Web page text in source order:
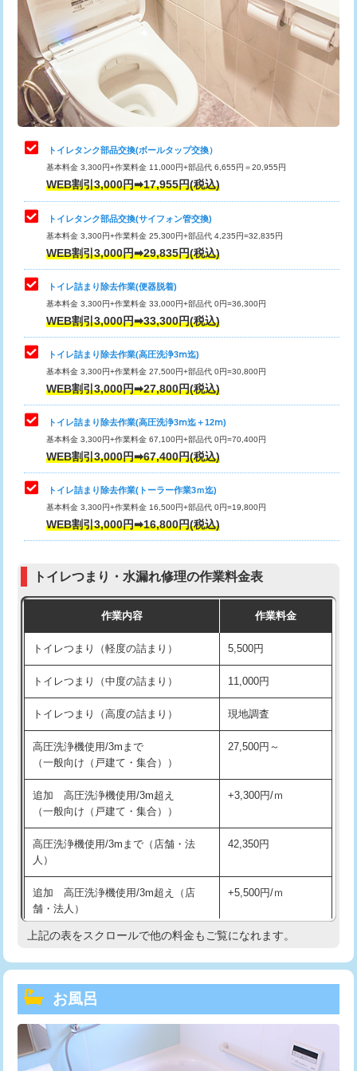
トイレタンク部品交換(ボールタップ交換）
基本料金 3,300円+作業料金 11,000円+部品代 6,655円＝20,955円
WEB割引3,000円➡17,955円(税込)
トイレタンク部品交換(サイフォン管交換)
基本料金 3,300円+作業料金 25,300円+部品代 4,235円=32,835円
WEB割引3,000円➡29,835円(税込)
トイレ詰まり除去作業(便器脱着)
基本料金 3,300円+作業料金 33,000円+部品代 0円=36,300円
WEB割引3,000円➡33,300円(税込)
トイレ詰まり除去作業(高圧洗浄3ⅿ迄)
基本料金 3,300円+作業料金 27,500円+部品代 0円=30,800円
WEB割引3,000円➡27,800円(税込)
トイレ詰まり除去作業(高圧洗浄3ⅿ迄＋12ⅿ)
基本料金 3,300円+作業料金 67,100円+部品代 0円=70,400円
WEB割引3,000円➡67,400円(税込)
トイレ詰まり除去作業(トーラー作業3ｍ迄)
基本料金 3,300円+作業料金 16,500円+部品代 0円=19,800円
WEB割引3,000円➡16,800円(税込)
トイレつまり・水漏れ修理の作業料金表
作業内容 作業料金
トイレつまり（軽度の詰まり） 5,500円
トイレつまり（中度の詰まり） 11,000円
トイレつまり（高度の詰まり） 現地調査
高圧洗浄機使用/3mまで
（一般向け（戸建て・集合））
27,500円～
追加 高圧洗浄機使用/3m超え
（一般向け（戸建て・集合））
+3,300円/ｍ
高圧洗浄機使用/3mまで（店舗・法
人）
42,350円
追加 高圧洗浄機使用/3m超え（店
舗・法人）
+5,500円/ｍ
高度高圧洗浄換 現地調査
トーラー機使用/3mまで
追加トーラー機使用/3m超え
上記の表をスクロールで他の料金もご覧になれます。
お風呂